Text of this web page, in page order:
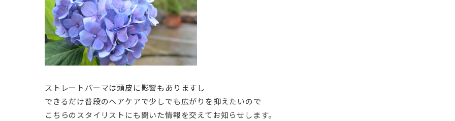
ストレートパーマは頭皮に影響もありますし
できるだけ普段のヘアケアで少しでも広がりを抑えたいので
こちらのスタイリストにも聞いた情報を交えてお知らせします。